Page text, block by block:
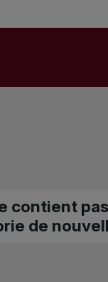
contient
de